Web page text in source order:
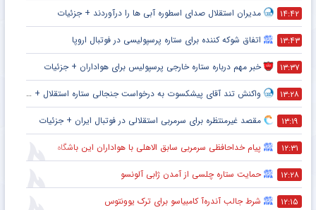
۱۴:۴۲ مدیران استقلال صدای اسطوره آبی ها را درآوردند + جزئیات
۱۳:۴۳ اتفاق شوکه کننده برای ستاره پرسپولیسی در فوتبال اروپا
۱۳:۳۷ خبر مهم درباره ستاره خارجی پرسپولیس برای هواداران + جزئیات
۱۳:۲۸ واکنش تند آقای پیشکسوت به درخواست جنجالی ستاره استقلال + جزئیات
۱۳:۱۹ مقصد غیرمنتظره برای سرمربی استقلالی در فوتبال ایران + جزئیات
۱۲:۳۱ پیام خداحافظی سرمربی سابق الاهلی با هواداران این باشگاه
۱۲:۲۸ حمایت ستاره چلسی از آمدن ژابی آلونسو
۱۲:۱۵ شرط جالب آندره‌آ کامبیاسو برای ترک یوونتوس